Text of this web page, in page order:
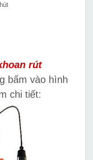
rút
bấm vào hình
chi tiết: